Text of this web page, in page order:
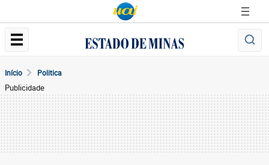
Início Politica
Publicidade